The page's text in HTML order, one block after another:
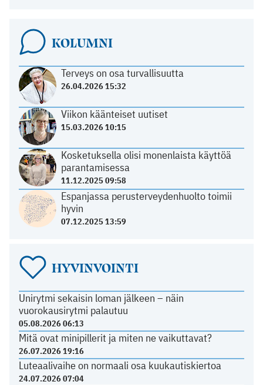
KOLUMNI
Terveys on osa turvallisuutta
26.04.2026 15:32
Viikon käänteiset uutiset
15.03.2026 10:15
Kosketuksella olisi monenlaista käyttöä
parantamisessa
11.12.2025 09:58
Espanjassa perusterveydenhuolto toimii
hyvin
07.12.2025 13:59
HYVINVOINTI
Unirytmi sekaisin loman jälkeen – näin
vuorokausirytmi palautuu
05.08.2026 06:13
Mitä ovat minipillerit ja miten ne vaikuttavat?
26.07.2026 19:16
Luteaalivaihe on normaali osa kuukautiskiertoa
24.07.2026 07:04